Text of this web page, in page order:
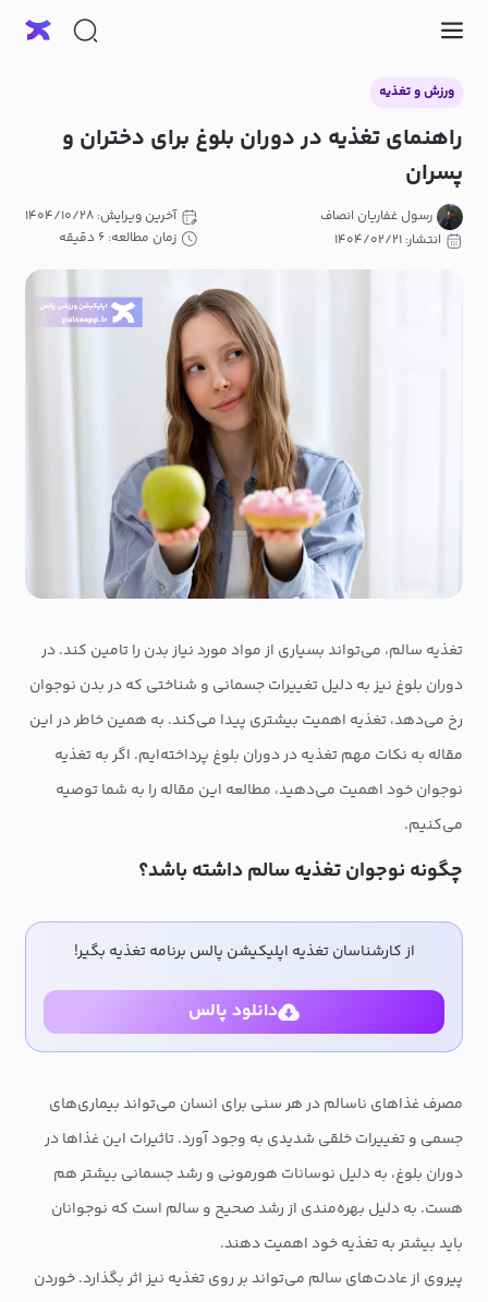
ورزش و تغذیه
راهنمای تغذیه در دوران بلوغ برای دختران و
پسران
رسول غفاریان انصاف
انتشار: ۱۴۰۴/۰۲/۲۱
آخرین ویرایش: ۱۴۰۴/۱۰/۲۸
زمان مطالعه: ۶ دقیقه
تغذیه سالم، می‌تواند بسیاری از مواد مورد نیاز بدن را تامین کند. در
دوران بلوغ نیز به دلیل تغییرات جسمانی و شناختی که در بدن نوجوان
رخ می‌دهد، تغذیه اهمیت بیشتری پیدا می‌کند. به همین خاطر در این
مقاله به نکات مهم تغذیه در دوران بلوغ پرداخته‌ایم. اگر به تغذیه
نوجوان خود اهمیت می‌دهید، مطالعه این مقاله را به شما توصیه
می‌کنیم.
چگونه نوجوان تغذیه سالم داشته باشد؟
از کارشناسان تغذیه اپلیکیشن پالس برنامه تغذیه بگیر!
دانلود پالس
مصرف غذاهای ناسالم در هر سنی برای انسان می‌تواند بیماری‌های
جسمی و تغییرات خلقی شدیدی به وجود آورد. تاثیرات این غذاها در
دوران بلوغ، به دلیل نوسانات هورمونی و رشد جسمانی بیشتر هم
هست. به دلیل بهره‌مندی از رشد صحیح و سالم است که نوجوانان
باید بیشتر به تغذیه خود اهمیت دهند.
پیروی از عادت‌های سالم می‌تواند بر روی تغذیه نیز اثر بگذارد. خوردن